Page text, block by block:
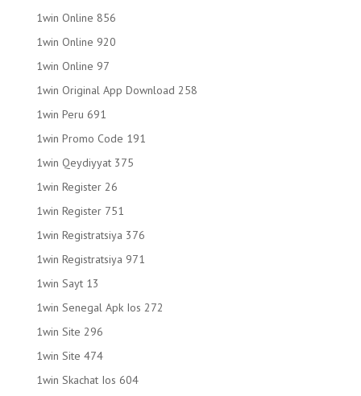
1win Online 856
1win Online 920
1win Online 97
1win Original App Download 258
1win Peru 691
1win Promo Code 191
1win Qeydiyyat 375
1win Register 26
1win Register 751
1win Registratsiya 376
1win Registratsiya 971
1win Sayt 13
1win Senegal Apk Ios 272
1win Site 296
1win Site 474
1win Skachat Ios 604